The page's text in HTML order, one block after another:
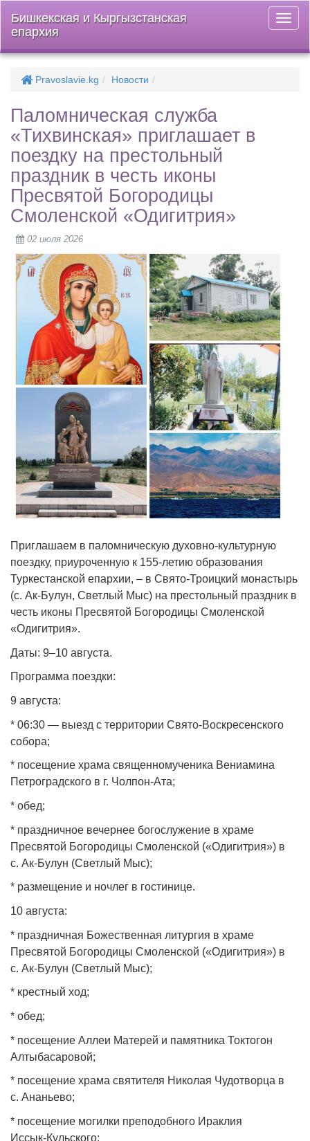
меню
Бишкекская и Кыргызстанская
епархия
Pravoslavie.kg Новости
Паломническая служба
«Тихвинская» приглашает в
поездку на престольный
праздник в честь иконы
Пресвятой Богородицы
Смоленской «Одигитрия»
02 июля 2026
Приглашаем в паломническую духовно‑культурную
поездку, приуроченную к 155‑летию образования
Туркестанской епархии, – в Свято‑Троицкий монастырь
(с. Ак‑Булун, Светлый Мыс) на престольный праздник в
честь иконы Пресвятой Богородицы Смоленской
«Одигитрия».
Даты: 9–10 августа.
Программа поездки:
9 августа:
* 06:30 — выезд с территории Свято‑Воскресенского
собора;
* посещение храма священномученика Вениамина
Петроградского в г. Чолпон‑Ата;
* обед;
* праздничное вечернее богослужение в храме
Пресвятой Богородицы Смоленской («Одигитрия») в
с. Ак‑Булун (Светлый Мыс);
* размещение и ночлег в гостинице.
10 августа:
* праздничная Божественная литургия в храме
Пресвятой Богородицы Смоленской («Одигитрия») в
с. Ак‑Булун (Светлый Мыс);
* крестный ход;
* обед;
* посещение Аллеи Матерей и памятника Токтогон
Алтыбасаровой;
* посещение храма святителя Николая Чудотворца в
с. Ананьево;
* посещение могилки преподобного Ираклия
Иссык‑Кульского;